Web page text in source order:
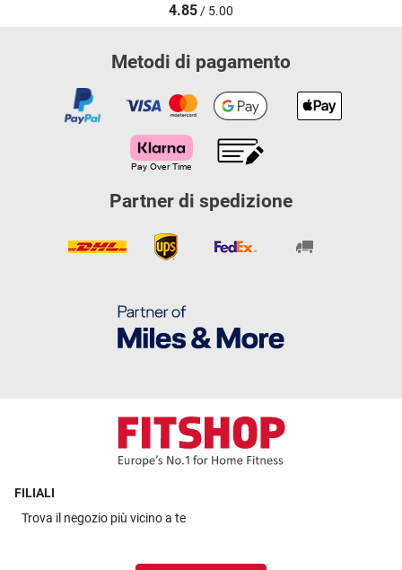
4.85/ 5.00
Metodi di pagamento
Partner di spedizione
FILIALI
Trova il negozio più vicino a te